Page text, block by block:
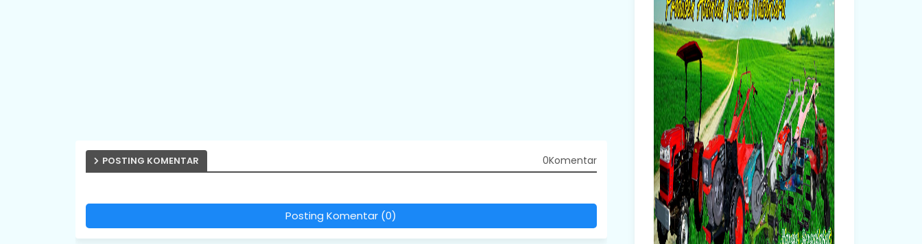
POSTING KOMENTAR 0Komentar
Posting Komentar (0)